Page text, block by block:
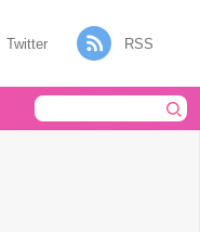
Twitter RSS